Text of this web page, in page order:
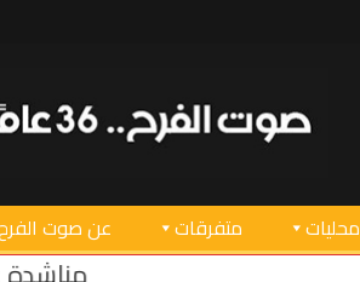
محليات متفرقات عن صوت